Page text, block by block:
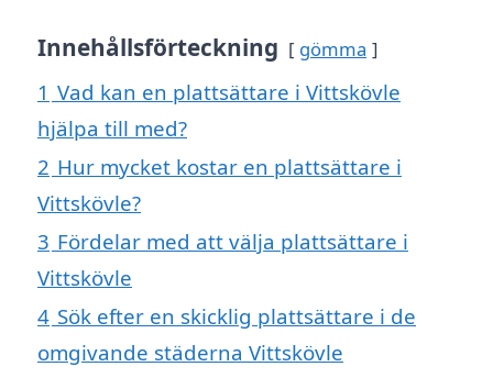
Innehållsförteckning gömma
1 Vad kan en plattsättare i Vittskövle
hjälpa till med?
2 Hur mycket kostar en plattsättare i
Vittskövle?
3 Fördelar med att välja plattsättare i
Vittskövle
4 Sök efter en skicklig plattsättare i de
omgivande städerna Vittskövle